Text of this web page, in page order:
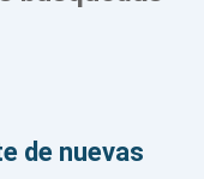
de nuevas